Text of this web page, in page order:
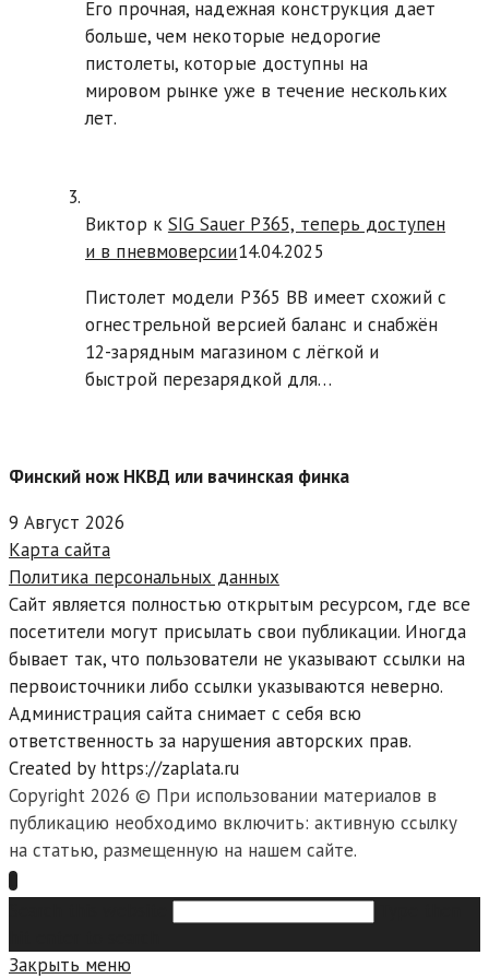
Его прочная, надежная конструкция дает
больше, чем некоторые недорогие
пистолеты, которые доступны на
мировом рынке уже в течение нескольких
лет.
Виктор к SIG Sauer P365, теперь доступен
и в пневмоверсии14.04.2025
Пистолет модели P365 BB имеет схожий с
огнестрельной версией баланс и снабжён
12-зарядным магазином с лёгкой и
быстрой перезарядкой для…
Финский нож НКВД или вачинская финка
9 Август 2026
Карта сайта
Политика персональных данных
Сайт является полностью открытым ресурсом, где все
посетители могут присылать свои публикации. Иногда
бывает так, что пользователи не указывают ссылки на
первоисточники либо ссылки указываются неверно.
Администрация сайта снимает с себя всю
ответственность за нарушения авторских прав.
Created by https://zaplata.ru
Copyright 2026 © При использовании материалов в
публикацию необходимо включить: активную ссылку
на статью, размещенную на нашем сайте.
Закрыть меню